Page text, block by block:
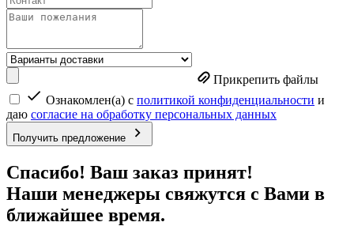
Прикрепить файлы
Ознакомлен(а) с политикой конфиденциальности и
даю согласие на обработку персональных данных
Получить предложение
Спасибо! Ваш заказ принят!
Наши менеджеры свяжутся с Вами в
ближайшее время.